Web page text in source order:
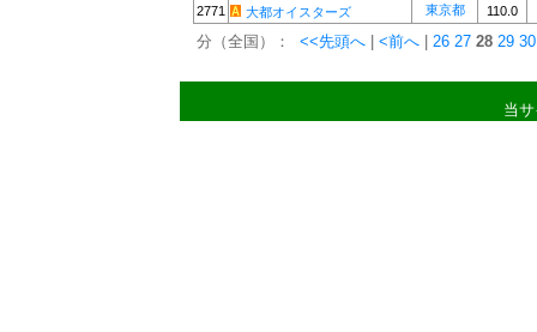
2771 大都オイスターズ 東京都 110.0
分（全国）： <<先頭へ <前へ 26 27 28 29 30
当